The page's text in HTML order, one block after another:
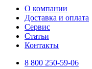
О компании
Доставка и оплата
Сервис
Статьи
Контакты
8 800 250-59-06